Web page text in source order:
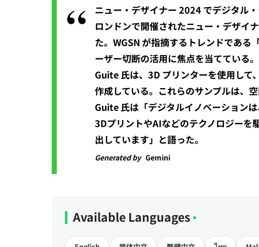
ニュー・デザイナー 2024 でデジタル
ロンドンで開催されたニュー・デザイ
た。WGSN が指摘するトレンドであ
ーザー切断の活用に焦点を当てている。
Guite 氏は、3D プリンターを使用して
作成している。これらのサンプルは、
Guite 氏は「デジタルイノベーション
3DプリントやAIなどのテクノロジーを
出しています」と語った。
Generated by Gemini
Available Languages